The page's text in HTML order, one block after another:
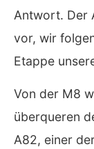
Antwort. Der
vor, wir
Etappe
Von der M8
überqueren
A82, einer